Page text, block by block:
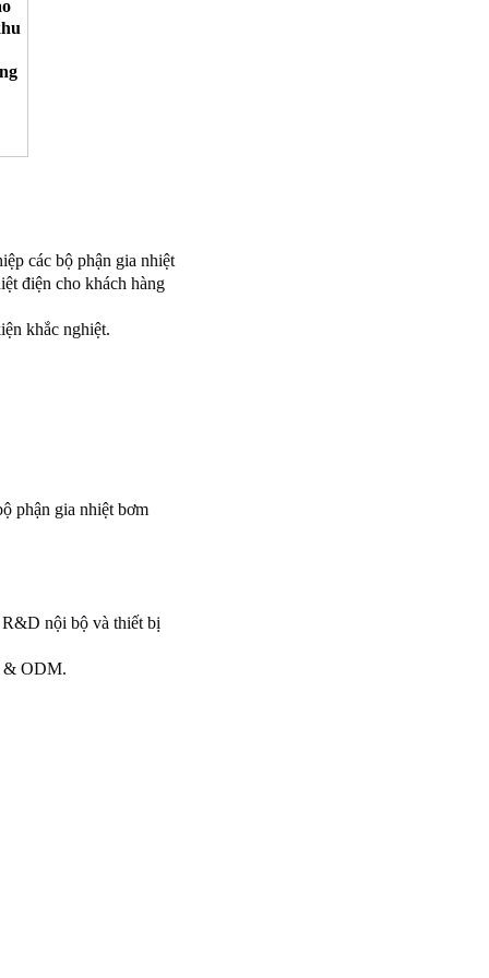
các bộ phận gia nhiệt
điện cho khách hàng
khắc nghiệt.
phận gia nhiệt bơm
R&D nội bộ và thiết bị
& ODM.